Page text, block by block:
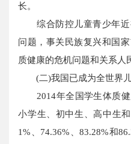
长。
综合防控儿童青少年近
问题，事关民族复兴和国
质健康的危机问题和关系人
(二)我国已成为全世界儿
2014年全国学生体质健
小学生、初中生、高中生
1%、74.36%、83.28%和